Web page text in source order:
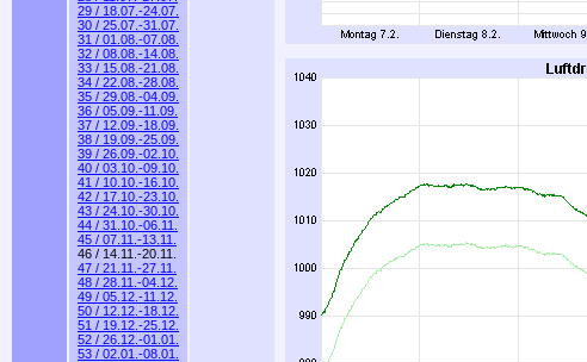
29 / 18.07.-24.07.
30 / 25.07.-31.07.
31 / 01.08.-07.08.
32 / 08.08.-14.08.
33 / 15.08.-21.08.
34 / 22.08.-28.08.
35 / 29.08.-04.09.
36 / 05.09.-11.09.
37 / 12.09.-18.09.
38 / 19.09.-25.09.
39 / 26.09.-02.10.
40 / 03.10.-09.10.
41 / 10.10.-16.10.
42 / 17.10.-23.10.
43 / 24.10.-30.10.
44 / 31.10.-06.11.
45 / 07.11.-13.11.
46 / 14.11.-20.11.
47 / 21.11.-27.11.
48 / 28.11.-04.12.
49 / 05.12.-11.12.
50 / 12.12.-18.12.
51 / 19.12.-25.12.
52 / 26.12.-01.01.
53 / 02.01.-08.01.